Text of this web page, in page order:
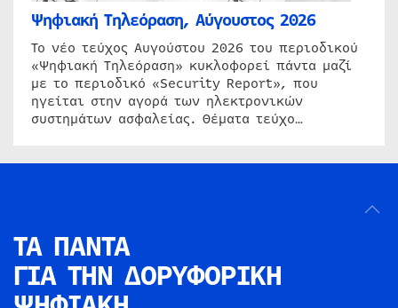
Ψηφιακή Τηλεόραση, Αύγουστος 2026
Το νέο τεύχος Αυγούστου 2026 του περιοδικού
«Ψηφιακή Τηλεόραση» κυκλοφορεί πάντα μαζί
με το περιοδικό «Security Report», που
ηγείται στην αγορά των ηλεκτρονικών
συστημάτων ασφαλείας. Θέματα τεύχο…
ΤΑ ΠΑΝΤΑ
ΓΙΑ ΤΗΝ ΔΟΡΥΦΟΡΙΚΗ